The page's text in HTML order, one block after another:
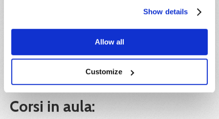
Show details
Allow all
Customize
Le docenze sono tenute da formatori con
Marzo 2013. Tutti i nostri formatori seguono corsi di
aggiornamento periodici obbligatori, al fine di
garantire alle aziende e ai lavoratori una didattica a
norma nei contenuti, e di elevata qualità nelle
modalità di erogazione.
Corsi in aula: